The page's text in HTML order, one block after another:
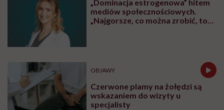
„Dominacja estrogenowa” hitem
mediów społecznościowych.
„Najgorsze, co można zrobić, to
OBJAWY
Czerwone plamy na żołędzi są
wskazaniem do wizyty u
specjalisty